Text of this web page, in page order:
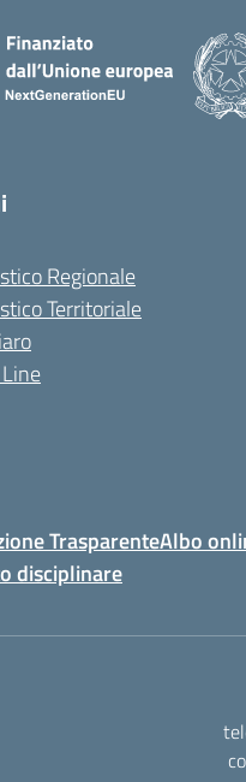
Regionale
Territoriale
TrasparenteAlbo
disciplinare